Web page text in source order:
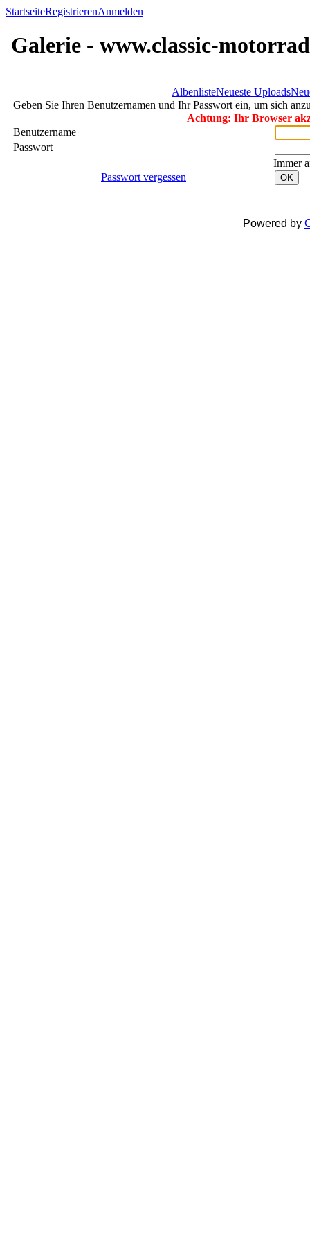
StartseiteRegistrierenAnmelden
Galerie - www.classic-
AlbenlisteNeueste Uploads
Geben Sie Ihren Benutzernamen und Ihr Passwort ein, um sich
Achtung: Ihr Browser
Benutzername
Passwort
Immer
Passwort vergessen
OK
Powered by